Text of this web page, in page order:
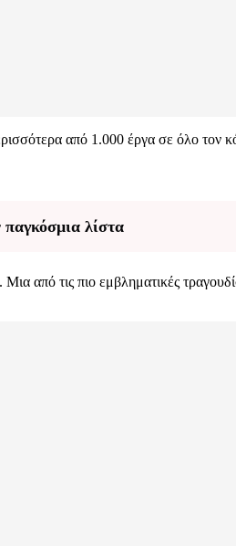
από 1.000 έργα σε όλο τον
λίστα
από τις πιο εμβληματικές